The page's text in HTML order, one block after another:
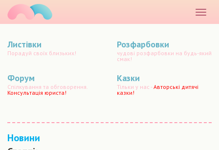
меню
Листівки
Порадуй своїх близьких!
Розфарбовки
чудові розфарбовки на будь-який
смак!
Форум
Спілкування та обговорення.
Консультація юриста!
Казки
Тільки у нас -Авторські дитячі
казки!
Новини